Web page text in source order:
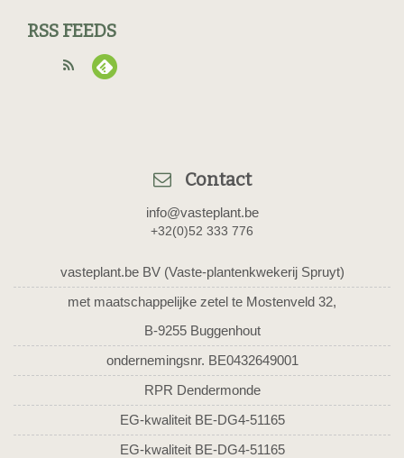
RSS FEEDS
Contact
info@vasteplant.be
+32(0)52 333 776
vasteplant.be BV (Vaste-plantenkwekerij Spruyt)
met maatschappelijke zetel te Mostenveld 32,
B-9255 Buggenhout
ondernemingsnr. BE0432649001
RPR Dendermonde
EG-kwaliteit BE-DG4-51165
EG-kwaliteit BE-DG4-51165